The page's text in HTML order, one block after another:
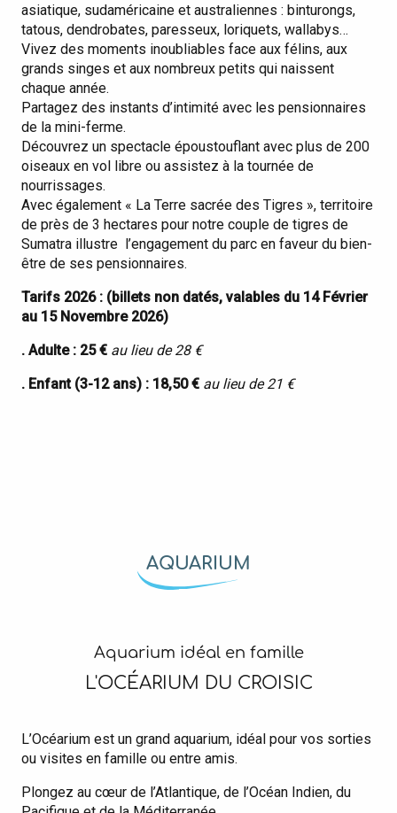
asiatique, sudaméricaine et australiennes : binturongs,
tatous, dendrobates, paresseux, loriquets, wallabys…
Vivez des moments inoubliables face aux félins, aux
grands singes et aux nombreux petits qui naissent
chaque année.
Partagez des instants d’intimité avec les pensionnaires
de la mini-ferme.
Découvrez un spectacle époustouflant avec plus de 200
oiseaux en vol libre ou assistez à la tournée de
nourrissages.
Avec également « La Terre sacrée des Tigres », territoire
de près de 3 hectares pour notre couple de tigres de
Sumatra illustre l’engagement du parc en faveur du bien-
être de ses pensionnaires.
Tarifs 2026 : (billets non datés, valables du 14 Février
au 15 Novembre 2026)
. Adulte : 25 € au lieu de 28 €
. Enfant (3-12 ans) : 18,50 € au lieu de 21 €
AQUARIUM
Aquarium idéal en famille
L'OCÉARIUM DU CROISIC
L’Océarium est un grand aquarium, idéal pour vos sorties
ou visites en famille ou entre amis.
Plongez au cœur de l’Atlantique, de l’Océan Indien, du